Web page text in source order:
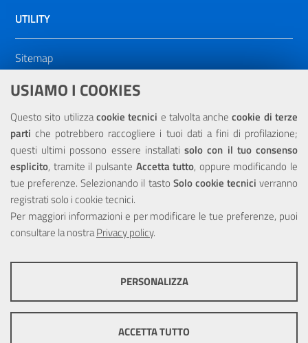
USIAMO I COOKIES
Questo sito utilizzacookie tecnici e talvolta anchecookie di terze
parti che potrebbero raccogliere i tuoi dati a fini di profilazione;
questi ultimi possono essere installatisolo con il tuo consenso
esplicito, tramite il pulsante Accetta tutto, oppure modificando le
tue preferenze. Selezionando il tasto Solo cookie tecnici verranno
registrati solo i cookie tecnici.
Per maggiori informazioni e per modificare le tue preferenze, puoi
consultare la nostraPrivacy policy.
ottimale per ogni utente. Essi non raccolgono i tuoi dati e le tue
PERSONALIZZA
ACCETTA TUTTO
UTILITY
Sitemap
Dichiarazione di accessibilità
NOTE LEGALI
Privacy
Portale realizzato con la partecipazione finanziaria dell'Unione
Europea tramite i fondi del POR Sicilia 2000/2006 Misura 6.05 -